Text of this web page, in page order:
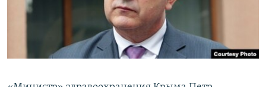
ПОБЕДИТЕЛЕЙ НЕ СУДЯТ?
КРЫМ.НЕПОКОРЕННЫЙ
ПРИСОЕДИНЯЙТЕСЬ!